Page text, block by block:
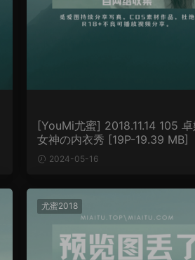
[YouMi尤蜜] 2018.11.14 105
女神の内衣秀 [19P-19.39 MB]
2024-05-16
尤蜜2018